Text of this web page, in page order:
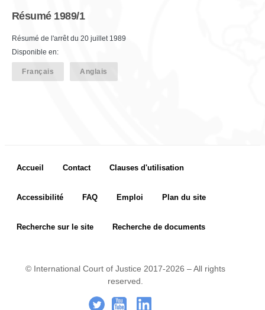
Résumé 1989/1
Résumé de l'arrêt du 20 juillet 1989
Disponible en:
Français Anglais
Footer menu
Accueil Contact Clauses d'utilisation
Accessibilité FAQ Emploi Plan du site
Recherche sur le site Recherche de documents
© International Court of Justice 2017-2026 – All rights
reserved.
. - ..